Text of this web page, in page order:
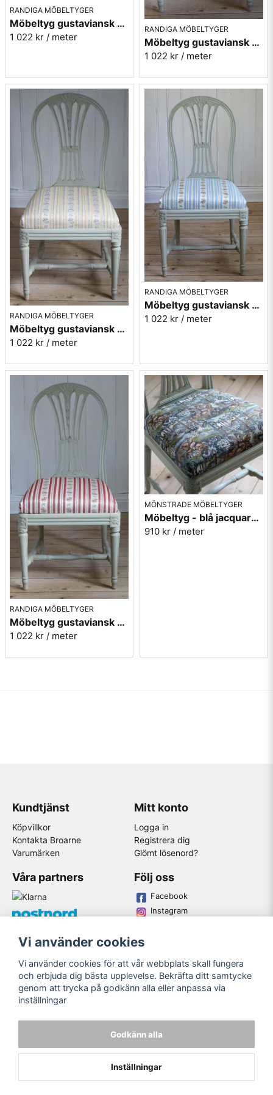
RANDIGA MÖBELTYGER
Möbeltyg gustaviansk stil - Lovisa blå nr 11/52
1 022 kr / meter
RANDIGA MÖBELTYGER
Möbeltyg gustaviansk stil - Lovisa grön nr 11/45
1 022 kr / meter
RANDIGA MÖBELTYGER
Möbeltyg gustaviansk stil - Lovisa gul nr 11/42
1 022 kr / meter
RANDIGA MÖBELTYGER
Möbeltyg gustaviansk stil - Lovisa ljusblå nr 11/47
1 022 kr / meter
RANDIGA MÖBELTYGER
Möbeltyg gustaviansk stil - Lovisa röd nr 11/50
1 022 kr / meter
MÖNSTRADE MÖBELTYGER
Möbeltyg - blå jacquard med hästar - Riddare
910 kr / meter
Kundtjänst
Köpvillkor
Kontakta Broarne
Varumärken
Mitt konto
Logga in
Registrera dig
Glömt lösenord?
Våra partners Följ oss
Facebook
Instagram
© Copyright
Vi använder cookies
Vi använder cookies för att vår webbplats skall fungera
och erbjuda dig bästa upplevelse. Bekräfta ditt samtycke
genom att trycka på godkänn alla eller anpassa via
inställningar
Godkänn alla
Inställningar